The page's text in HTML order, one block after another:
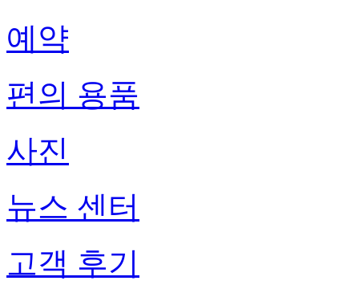
예약
편의 용품
사진
뉴스 센터
고객 후기